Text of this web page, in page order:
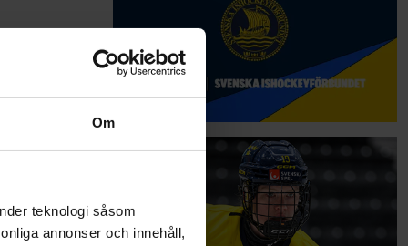
Om
teknologi såsom
annonser och innehåll,
fyra